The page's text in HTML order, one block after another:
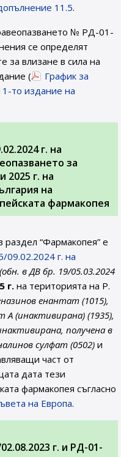
11.5.
№ РД-01-
се определят
за влизане в сила на
(
График за
то издание на
г. на
за
2025 г. на
на
фармакопея
“Фармакопея” е
г. на
(обн. в ДВ бр. 19/05.03.2024
г. на територията на Р.
енантат (1015),
А (инактивирана) (1935),
получена в
сулфат (0502) и
част от
дата тези
фармакопея съгласно
на Европа.
г. и РД-01-